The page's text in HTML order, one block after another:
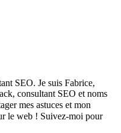
SEO. Je suis Fabrice,
consultant SEO et noms
mes astuces et mon
le web ! Suivez-moi pour